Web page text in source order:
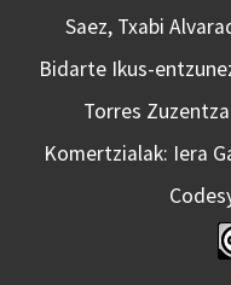
Saez, Txabi
Bidarte Ikus-
Torres
Komertzialak: Iera